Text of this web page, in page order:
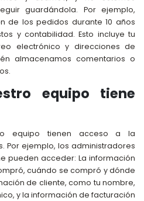
guardándola. Por ejemplo,
de los pedidos durante 10 años
y contabilidad. Esto incluye tu
electrónico y direcciones de
almacenamos comentarios o
equipo tiene
equipo tienen acceso a la
Por ejemplo, los administradores
pueden acceder: La información
cuándo se compró y dónde
de cliente, como tu nombre,
y la información de facturación